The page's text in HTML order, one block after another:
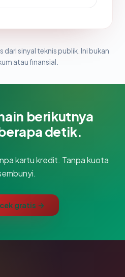
sinyal teknis publik. Ini bukan
atau finansial.
berikutnya
detik.
kartu kredit. Tanpa kuota
gratis →